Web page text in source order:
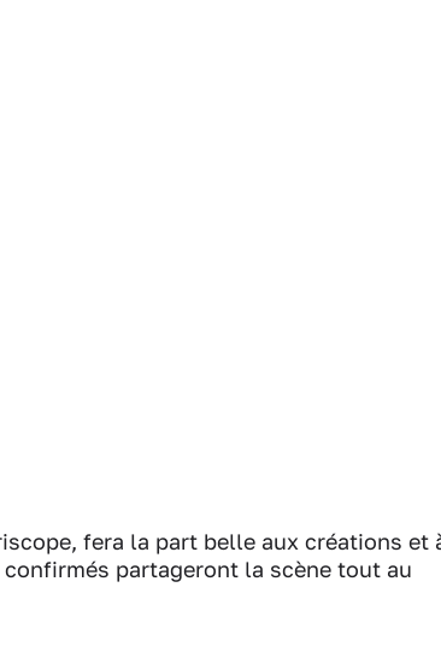
fera la part belle aux créations et
partageront la scène tout au